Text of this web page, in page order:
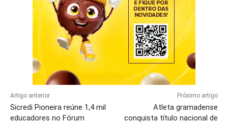
Artigo anterior
Sicredi Pioneira reúne 1,4 mil
educadores no Fórum
Próximo artigo
Atleta gramadense
conquista título nacional de